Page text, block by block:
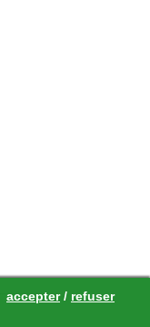
accepter/ refuser